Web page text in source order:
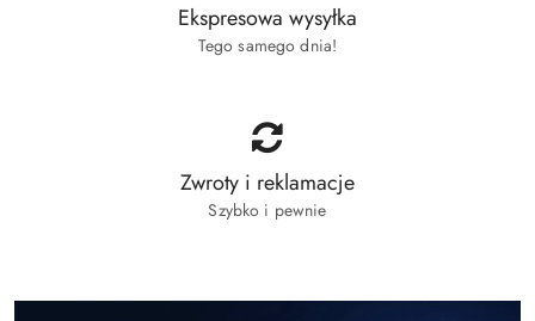
Ekspresowa wysyłka
Tego samego dnia!
Zwroty i reklamacje
Szybko i pewnie